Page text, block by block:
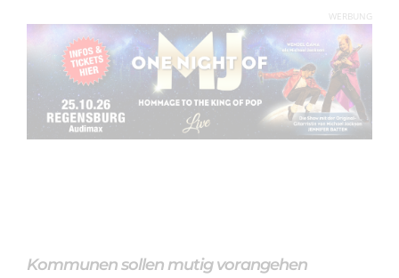
WERBUNG
Kommunen sollen mutig vorangehen